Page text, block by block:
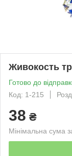
Живокость
Готово до
Код: 1-215
38 ₴
Мінімальна сума